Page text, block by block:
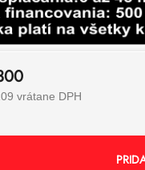
vrátane DPH